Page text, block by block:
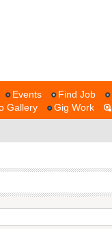
Events Find Job
Gallery Gig Work